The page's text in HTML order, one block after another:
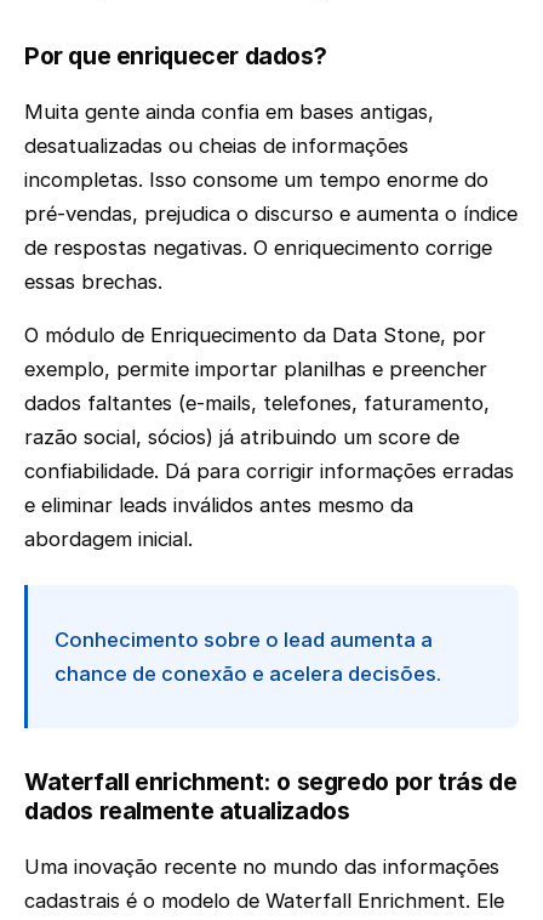
Por que enriquecer dados?
Muita gente ainda confia em bases antigas,
desatualizadas ou cheias de informações
incompletas. Isso consome um tempo enorme do
pré-vendas, prejudica o discurso e aumenta o índice
de respostas negativas. O enriquecimento corrige
essas brechas.
O módulo de Enriquecimento da Data Stone, por
exemplo, permite importar planilhas e preencher
dados faltantes (e-mails, telefones, faturamento,
razão social, sócios) já atribuindo um score de
confiabilidade. Dá para corrigir informações erradas
e eliminar leads inválidos antes mesmo da
abordagem inicial.
Conhecimento sobre o lead aumenta a
chance de conexão e acelera decisões.
Waterfall enrichment: o segredo por trás de
dados realmente atualizados
Uma inovação recente no mundo das informações
cadastrais é o modelo de Waterfall Enrichment. Ele